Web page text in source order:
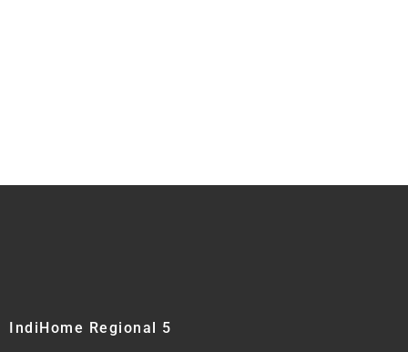
IndiHome Regional 5